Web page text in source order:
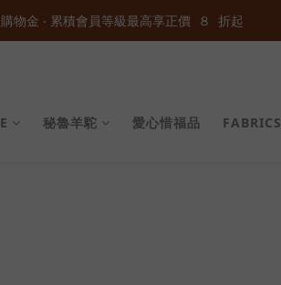
物金 ‧ 累積會員等級最高享正價  ８  折起
物金 ‧ 累積會員等級最高享正價  ８  折起
密折扣
秘魯羊駝 愛心惜福品 FABRICS